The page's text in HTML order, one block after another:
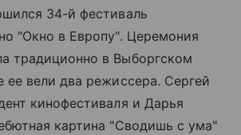
34-й фестиваль
"Окно в Европу". Церемония
традиционно в Выборгском
ее вели два режиссера. Сергей
кинофестиваля и Дарья
картина "Сводишь с ума"